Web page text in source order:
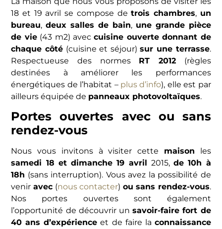
18 et 19 avril se compose detrois chambres, un
bureau,deux salles de bain, une grande pièce
de vie(43 m2) aveccuisine ouverte donnant de
chaque côté (cuisine et séjour)sur une terrasse.
Respectueuse des normes RT 2012(règles
destinées à améliorer les performances
énergétiques de l’habitat – plus d’info), elle est par
ailleurs équipée de panneaux photovoltaïques.
Portes ouvertes avec ou sans
rendez-vous
Nous vous invitons à visiter cette maison les
samedi 18 et dimanche 19 avril 2015,de 10h à
18h (sans interruption). Vous avez la possibilité de
venir avec (nous contacter) ou sans rendez-vous.
Nos portes ouvertes sont également
l’opportunité de découvrir unsavoir-faire fort de
40 ans d’expérience et de faire la connaissance